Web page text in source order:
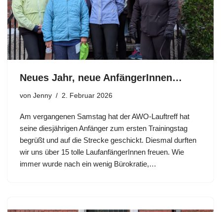
Neues Jahr, neue AnfängerInnen…
von Jenny 2. Februar 2026
Am vergangenen Samstag hat der AWO-Lauftreff hat
seine diesjährigen Anfänger zum ersten Trainingstag
begrüßt und auf die Strecke geschickt. Diesmal durften
wir uns über 15 tolle LaufanfängerInnen freuen. Wie
immer wurde nach ein wenig Bürokratie,…